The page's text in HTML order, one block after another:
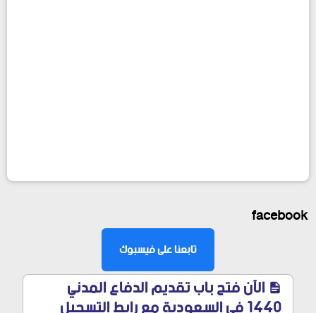
facebook
تابعنا على فيسبوك
الآن فتح باب تقديم الدفاع المدني